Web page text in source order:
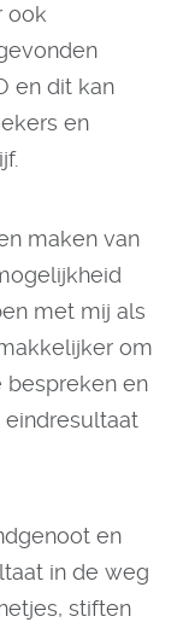
ook
en dit kan
en
maken van
met mij als
om
bespreken en
en
in de weg
stiften